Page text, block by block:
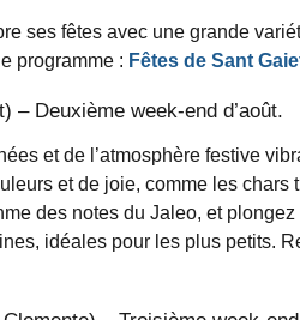
ses fêtes avec une grande
programme : Fêtes de Sant
– Deuxième week-end d’août.
et de l’atmosphère festive
et de joie, comme les
des notes du Jaleo, et
idéales pour les plus petits.